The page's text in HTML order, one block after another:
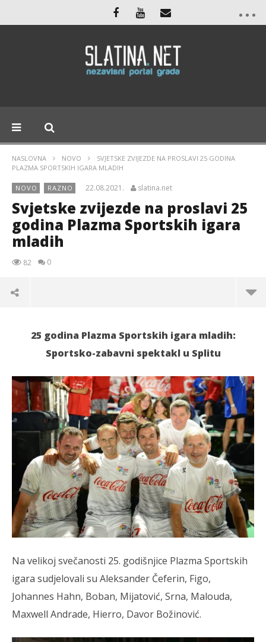
NASLOVNA NOVO
SVJETSKE ZVIJEZDE NA PROSLAVI 25 GODINA
PLAZMA SPORTSKIH IGARA MLADIH
NOVO RAZNO 22.08.2021. slatina.net
Svjetske zvijezde na proslavi 25
godina Plazma Sportskih igara
mladih
82 0
TRENUTNO OTVORENO
Svjetske zvijezde na proslavi 25 godina Plazma
Sportskih igara mladih
22.08.2021.
slatina.net
25 godina Plazma Sportskih igara mladih:
Sportsko-zabavni spektakl u Splitu
Na velikoj svečanosti 25. godišnjice Plazma Sportskih
igara sudjelovali su Aleksander Čeferin, Figo,
Johannes Hahn, Boban, Mijatović, Srna, Malouda,
Maxwell Andrade, Hierro, Davor Božinović.